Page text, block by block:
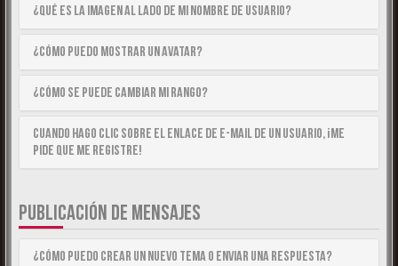
¿Qué es la imagen al lado de mi nombre de usuario?
¿Cómo puedo mostrar un avatar?
¿Cómo se puede cambiar mi rango?
Cuando hago clic sobre el enlace de e-mail de un usuario, ¡me
pide que me registre!
PUBLICACIÓN DE MENSAJES
¿Cómo puedo crear un nuevo tema o enviar una respuesta?